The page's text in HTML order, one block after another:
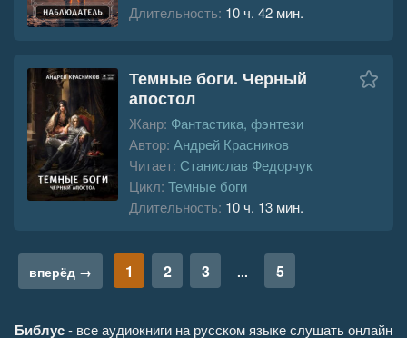
Длительность: 10 ч. 42 мин.
Темные боги. Черный
апостол
Жанр: Фантастика, фэнтези
Автор: Андрей Красников
Читает: Станислав Федорчук
Цикл: Темные боги
Длительность: 10 ч. 13 мин.
вперёд → 1 2 3 ... 5
Библус- все аудиокниги на русском языке слушать онлайн